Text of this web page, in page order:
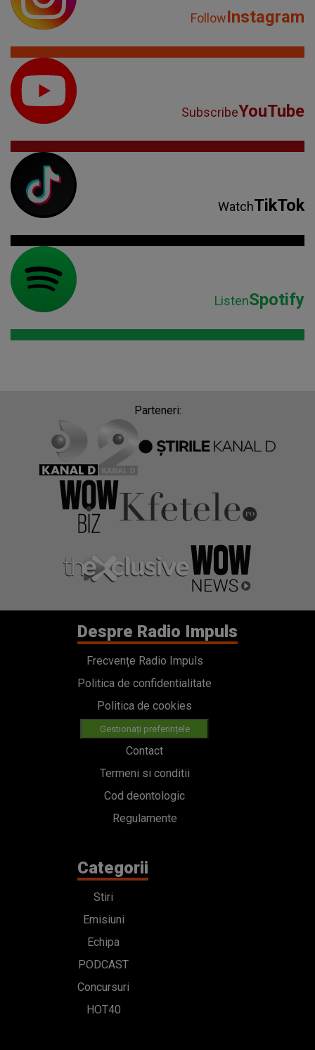
FollowInstagram
SubscribeYouTube
WatchTikTok
ListenSpotify
Parteneri:
Despre Radio Impuls
Frecvențe Radio Impuls
Politica de confidentialitate
Politica de cookies
Gestionați preferințele
Contact
Termeni si conditii
Cod deontologic
Regulamente
Categorii
Stiri
Emisiuni
Echipa
PODCAST
Concursuri
HOT40